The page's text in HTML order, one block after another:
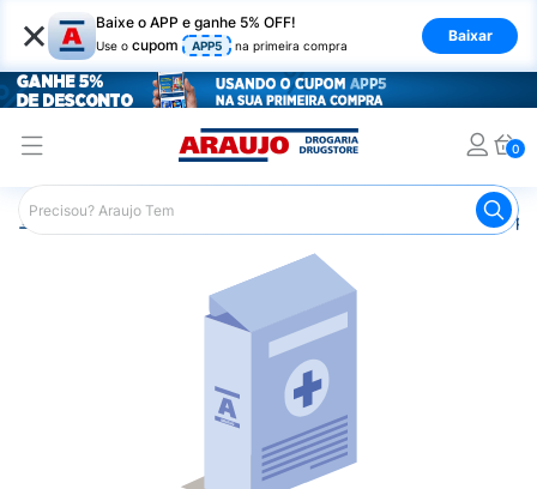
× Baixe o APP e ganhe 5% OFF!
Use o cupom APP5 na primeira compra
Baixar
0
Araujo Medicamentos Remédio